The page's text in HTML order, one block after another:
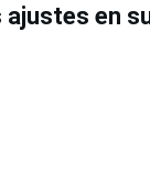
ajustes en